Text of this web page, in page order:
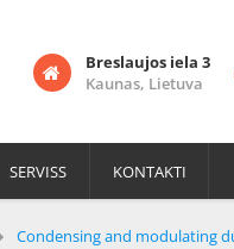
Breslaujos iela 3
Kaunas, Lietuva
SERVISS KONTAKTI
Condensing and modulating